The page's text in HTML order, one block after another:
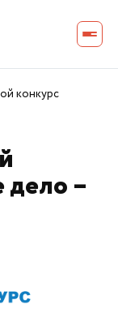
конкурс
–